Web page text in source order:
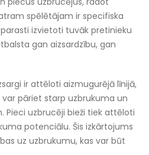
spēlētājam ir specifiska
izvietoti tuvāk pretinieku
gan aizsardzību, gan
ir attēloti aizmugurējā līnijā,
var pāriet starp uzbrukuma un
Pieci uzbrucēji bieži tiek attēloti
potenciālu. Šis izkārtojums
uz uzbrukumu, kas var būt